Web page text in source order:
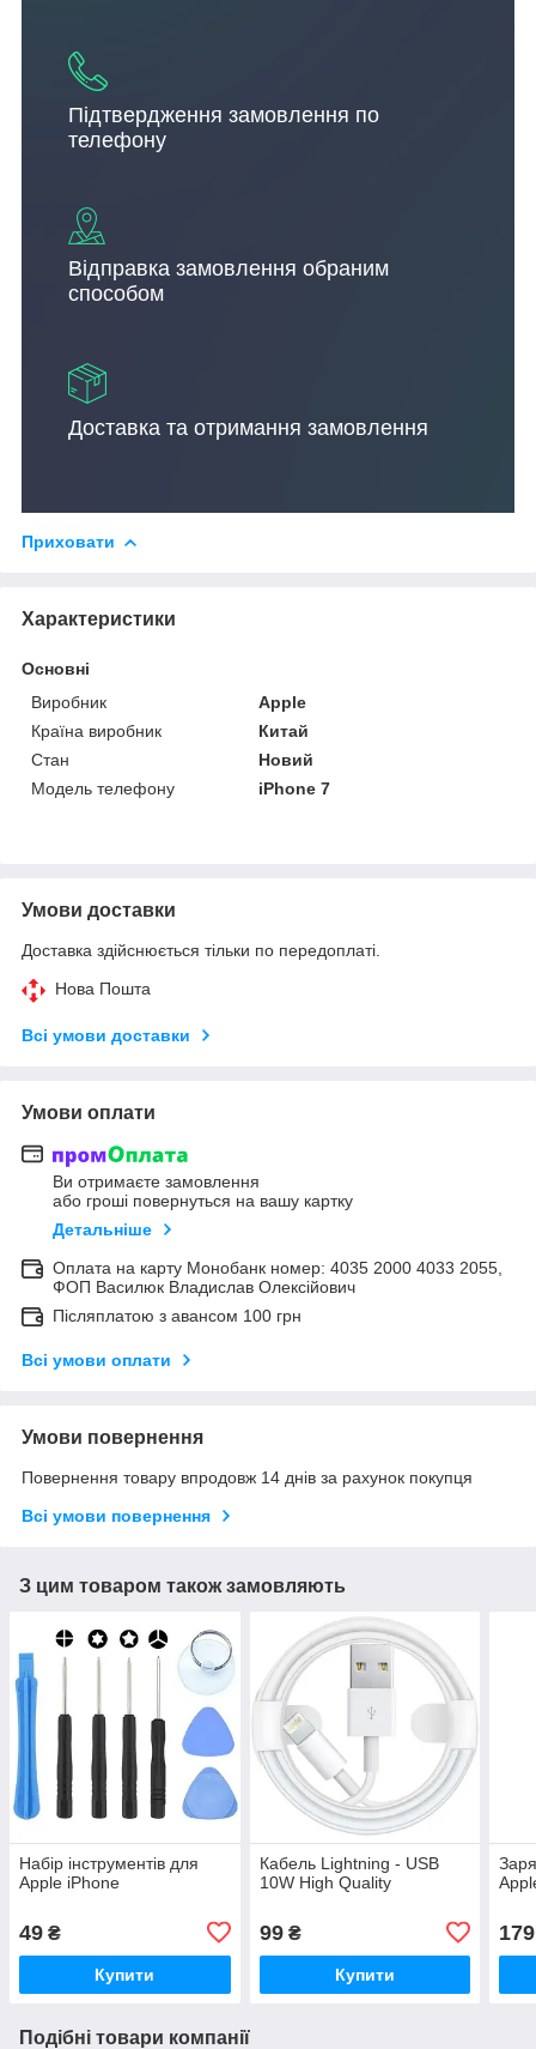
Підтвердження замовлення по
телефону
Відправка замовлення обраним
способом
Доставка та отримання замовлення
Приховати
Характеристики
Основні
Виробник
Apple
Країна виробник
Китай
Стан
Новий
Модель телефону
iPhone 7
Умови доставки
Доставка здійснюється тільки по передоплаті.
Нова Пошта
Всі умови доставки
Умови оплати
Ви отримаєте замовлення
або гроші повернуться на вашу картку
Детальніше
Оплата на карту Монобанк номер: 4035 2000 4033 2055,
ФОП Василюк Владислав Олексійович
Післяплатою з авансом 100 грн
Всі умови оплати
Умови повернення
Повернення товару впродовж 14 днів за рахунок покупця
Всі умови повернення
З цим товаром також замовляють
Набір інструментів для
Apple iPhone
49 ₴
Купити
Кабель Lightning - USB
10W High Quality
99₴
Купити
179
Подібні товари компанії